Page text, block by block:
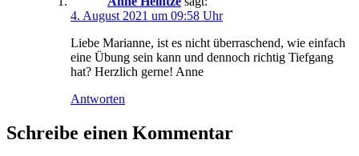
4. August 2021 um 09:58 Uhr
Liebe Marianne, ist es nicht überraschend, wie einfach
eine Übung sein kann und dennoch richtig Tiefgang
hat? Herzlich gerne! Anne
Antworten
Schreibe einen Kommentar